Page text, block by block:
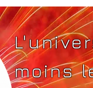
moins